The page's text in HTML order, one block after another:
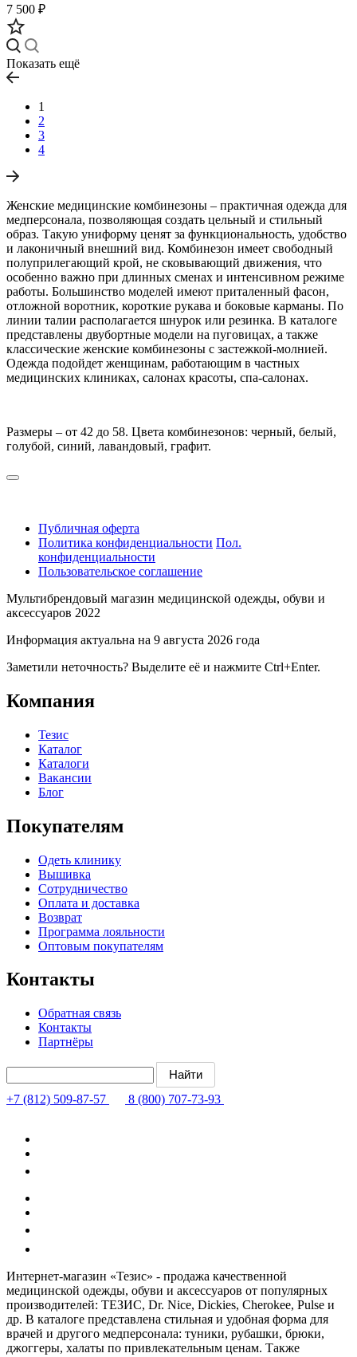
7 500 ₽
Показать ещё
1
2
3
4
Женские медицинские комбинезоны – практичная одежда для
медперсонала, позволяющая создать цельный и стильный
образ. Такую униформу ценят за функциональность, удобство
и лаконичный внешний вид. Комбинезон имеет свободный
полуприлегающий крой, не сковывающий движения, что
особенно важно при длинных сменах и интенсивном режиме
работы. Большинство моделей имеют приталенный фасон,
отложной воротник, короткие рукава и боковые карманы. По
линии талии располагается шнурок или резинка. В каталоге
представлены двубортные модели на пуговицах, а также
классические женские комбинезоны с застежкой-молнией.
Одежда подойдет женщинам, работающим в частных
медицинских клиниках, салонах красоты, спа-салонах.
Размеры – от 42 до 58. Цвета комбинезонов: черный, белый,
голубой, синий, лавандовый, графит.
Публичная оферта
Политика конфиденциальности Пол.
конфиденциальности
Пользовательское соглашение
Мультибрендовый магазин медицинской одежды, обуви и
аксессуаров 2022
Информация актуальна на 9 августа 2026 года
Заметили неточность? Выделите её и нажмите Ctrl+Enter.
Компания
Тезис
Каталог
Каталоги
Вакансии
Блог
Покупателям
Одеть клинику
Вышивка
Сотрудничество
Оплата и доставка
Возврат
Программа лояльности
Оптовым покупателям
Контакты
Обратная связь
Контакты
Партнёры
+7 (812) 509-87-57 8 (800) 707-73-93
Интернет-магазин «Тезис» - продажа качественной
медицинской одежды, обуви и аксессуаров от популярных
производителей: ТЕЗИС, Dr. Nice, Dickies, Cherokee, Pulse и
др. В каталоге представлена стильная и удобная форма для
врачей и другого медперсонала: туники, рубашки, брюки,
джоггеры, халаты по привлекательным ценам. Также